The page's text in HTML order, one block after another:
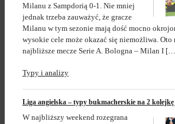
Milanu z Sampdorią 0-1. Nie mniej
jednak trzeba zauważyć, że gracze
Milanu w tym sezonie mają dość mocno
wysokie cele może okazać się niemożliwa.
najbliższe mecze Serie A. Bologna – Milan I
Typy i analizy
Liga angielska – typy bukmacherskie na 2 kolejkę
W najbliższy weekend rozegrana